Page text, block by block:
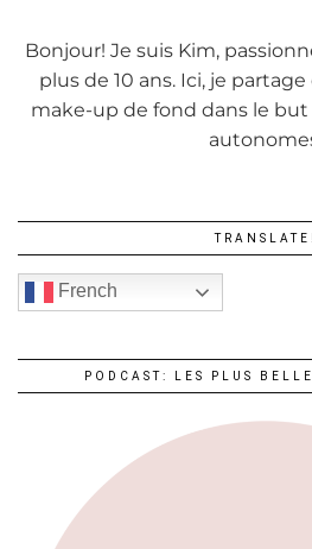
Bonjour! Je suis Kim,
plus de 10 ans. Ici, je
make-up de fond dans le
TRANSLATE!
French
PODCAST: LES PLUS